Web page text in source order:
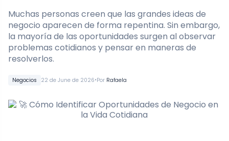
Negocios 22 de June de 2026•Por Rafaela
Muchas personas creen que las grandes ideas de
negocio aparecen de forma repentina. Sin embargo,
la mayoría de las oportunidades surgen al observar
problemas cotidianos y pensar en maneras de
resolverlos.